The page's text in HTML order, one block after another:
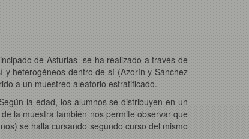
de Asturias- se ha realizado a través de
heterogéneos dentro de sí (Azorín y Sánchez
a un muestreo aleatorio estratificado.
la edad, los alumnos se distribuyen en un
la muestra también nos permite observar que
se halla cursando segundo curso del mismo